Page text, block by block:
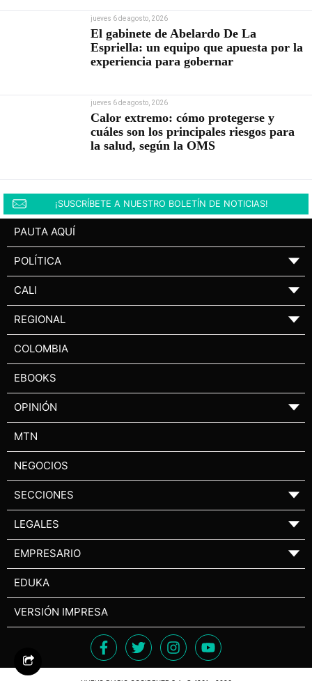
jueves 6 de agosto, 2026
El gabinete de Abelardo De La
Espriella: un equipo que apuesta por la
experiencia para gobernar
jueves 6 de agosto, 2026
Calor extremo: cómo protegerse y
cuáles son los principales riesgos para
la salud, según la OMS
¡SUSCRÍBETE A NUESTRO BOLETÍN DE NOTICIAS!
PAUTA AQUÍ
POLÍTICA ▼
CALI ▼
REGIONAL ▼
COLOMBIA
EBOOKS
OPINIÓN ▼
MTN
NEGOCIOS
SECCIONES ▼
LEGALES ▼
EMPRESARIO ▼
EDUKA
VERSIÓN IMPRESA